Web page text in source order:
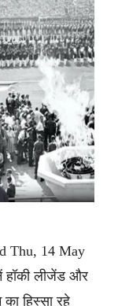
Thu, 14 May
लीजेंड और
हिस्सा रहे